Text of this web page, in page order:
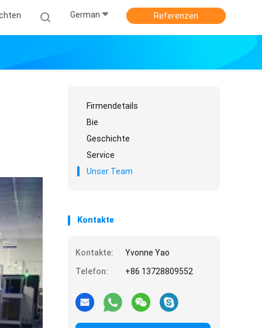
German Referenzen
Firmendetails
Bie
Geschichte
Service
Unser Team
Kontakte
Kontakte:
Yvonne Yao
Telefon:
+86 13728809552